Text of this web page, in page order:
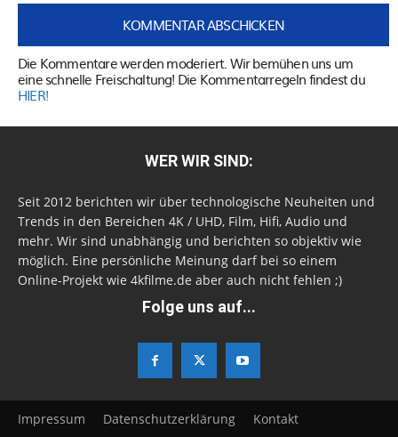
Die Kommentare werden moderiert. Wir bemühen uns um
eine schnelle Freischaltung! Die Kommentarregeln findest du
HIER!
WER WIR SIND:
Seit 2012 berichten wir über technologische Neuheiten und
Trends in den Bereichen 4K / UHD, Film, Hifi, Audio und
mehr. Wir sind unabhängig und berichten so objektiv wie
möglich. Eine persönliche Meinung darf bei so einem
Online-Projekt wie 4kfilme.de aber auch nicht fehlen ;)
Folge uns auf...
Impressum Datenschutzerklärung Kontakt